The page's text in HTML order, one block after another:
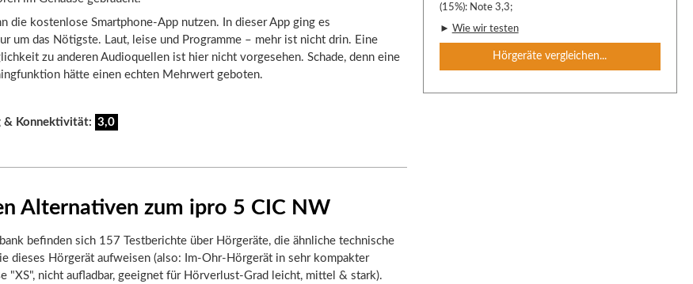
die kostenlose Smartphone-App nutzen. In dieser App ging es
um das Nötigste. Laut, leise und Programme – mehr ist nicht drin. Eine
zu anderen Audioquellen ist hier nicht vorgesehen. Schade, denn eine
hätte einen echten Mehrwert geboten.
& Konnektivität: 3,0
Alternativen zum ipro 5 CIC NW
befinden sich 157 Testberichte über Hörgeräte, die ähnliche technische
dieses Hörgerät aufweisen (also: Im-Ohr-Hörgerät in sehr kompakter
"XS", nicht aufladbar, geeignet für Hörverlust-Grad leicht, mittel & stark).
(15%): Note 3,3;
► Wie wir testen
Hörgeräte vergleichen...